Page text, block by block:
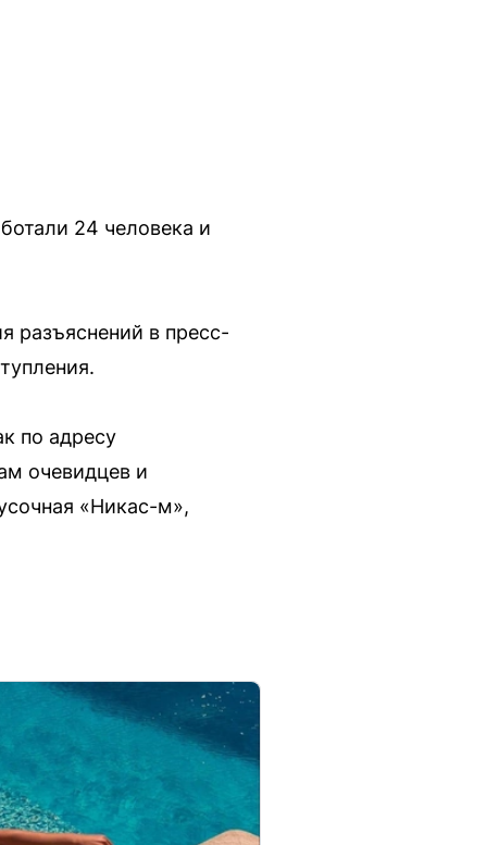
24 человека и
разъяснений в пресс-
по адресу
очевидцев и
«Никас-м»,